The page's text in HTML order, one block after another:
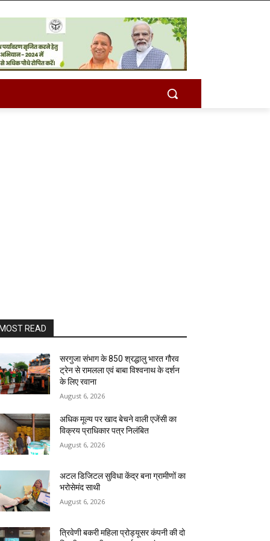
READ
सरगुजा संभाग के 850 श्रद्धालु भारत गौरव
ट्रेन से रामलला एवं बाबा विश्वनाथ के दर्शन
के लिए रवाना
August 6, 2026
अधिक मूल्य पर खाद बेचने वाली एजेंसी का
विक्रय प्राधिकार पत्र निलंबित
August 6, 2026
अटल डिजिटल सुविधा केंद्र बना ग्रामीणों का
भरोसेमंद साथी
August 6, 2026
त्रिवेणी बकरी महिला प्रोड्यूसर कंपनी की दो